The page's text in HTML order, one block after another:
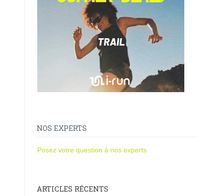
NOS EXPERTS
Posez votre question à nos experts
ARTICLES RÉCENTS